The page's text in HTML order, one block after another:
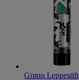
Grønn Leppestift